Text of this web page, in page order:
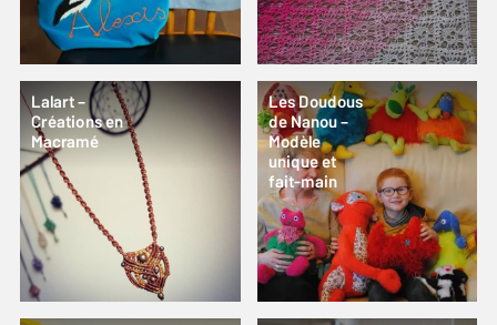
Lalart –
Créations en
Macramé
Les Doudous
de Nanou –
Modèle
unique et
fait-main